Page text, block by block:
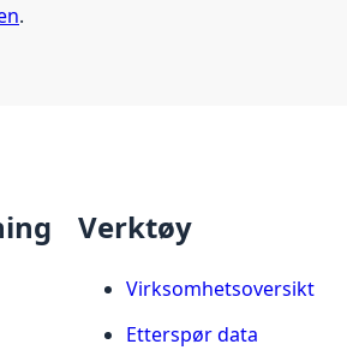
.
Verktøy
Virksomhetsoversikt
Etterspør data